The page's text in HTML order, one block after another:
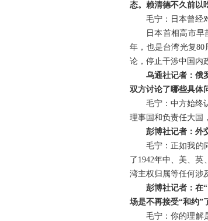
态。赖清德不久前以
毛宁：日本曾经
日本首相高市
年，也是台湾光复
论，停止干涉中国内
乌通社记者：俄
双方讨论了哪些具体
毛宁：中方始终
理事国和负责任大国
彭博社记者：外
毛宁：正如我的
了1942年中、美、
湾主权归属等任何涉
彭博社记者：在
场是不再接受“和约”
毛宁：你的理解